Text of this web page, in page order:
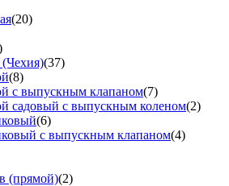
(20)
(37)
(8)
с выпускным клапаном(7)
садовый с выпускным коленом(2)
(6)
с выпускным клапаном(4)
(прямой)(2)